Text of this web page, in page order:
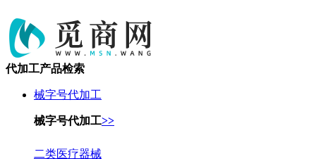
代加工产品检索
械字号代加工
械字号代加工>>
二类医疗器械